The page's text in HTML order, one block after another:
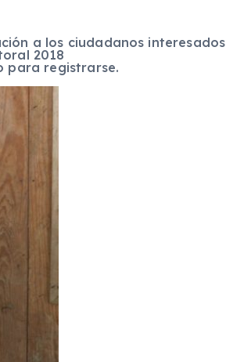
a los ciudadanos interesados
2018
para registrarse.